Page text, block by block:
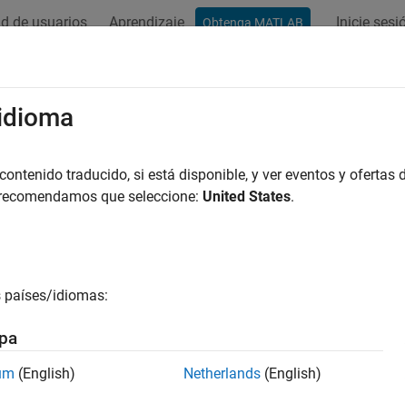
de usuarios Aprendizaje Obtenga MATLAB Inicie
traducido, si está disponible, y ver eventos y ofertas
que seleccione: United States.
países/idiomas:
(English)
Netherlands (English)